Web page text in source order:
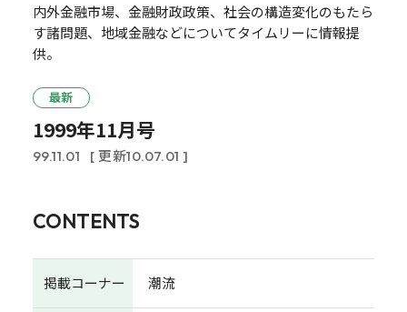
内外金融市場、金融財政政策、社会の構造変化のもたら
す諸問題、地域金融などについてタイムリーに情報提
供。
最新
1999年11月号
99.11.01 [ 更新10.07.01 ]
CONTENTS
掲載コーナー 潮流